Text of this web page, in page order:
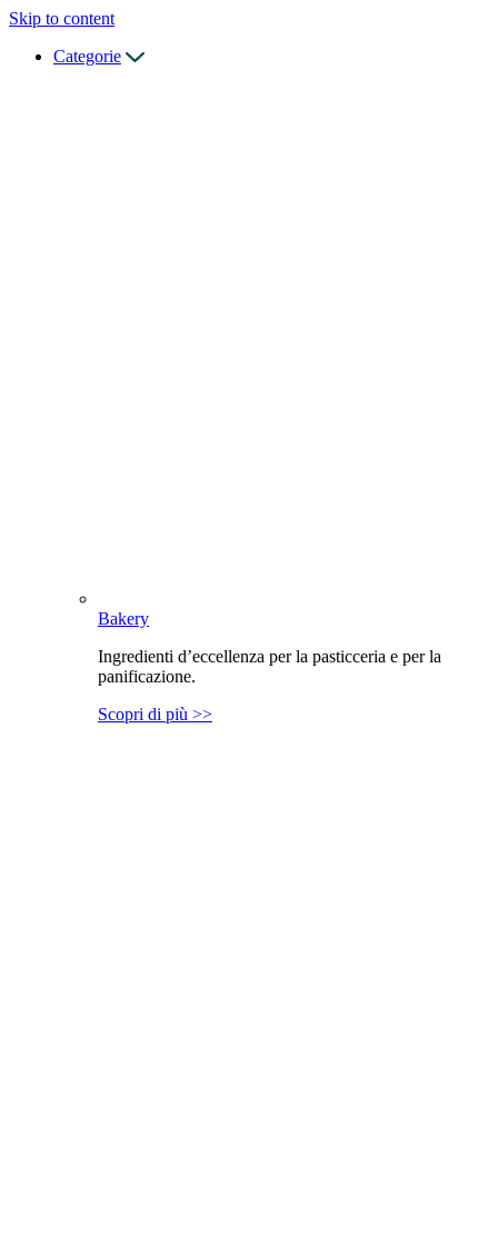
Skip to content
Categorie
Bakery
Ingredienti d’eccellenza per la pasticceria e per la
panificazione.
Scopri di più >>